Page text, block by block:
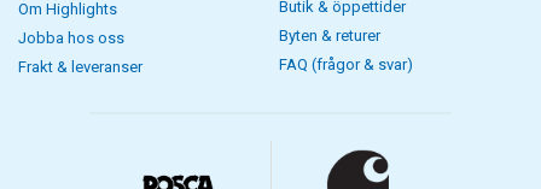
Om Highlights
Jobba hos oss
Frakt & leveranser
Butik & öppettider
Byten & returer
FAQ (frågor & svar)